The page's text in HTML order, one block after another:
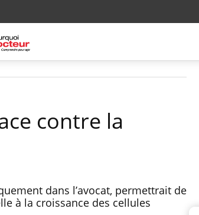
contre la
dans l’avocat, permettrait de
à la croissance des cellules